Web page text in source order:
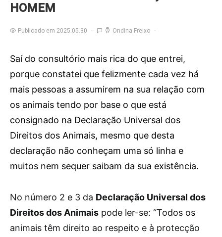
HOMEM
Publicado em 2025.05.30 Ondina Freixo
Saí do consultório mais rica do que entrei,
porque constatei que felizmente cada vez há
mais pessoas a assumirem na sua relação com
os animais tendo por base o que está
consignado na Declaração Universal dos
Direitos dos Animais, mesmo que desta
declaração não conheçam uma só linha e
muitos nem sequer saibam da sua existência.
No número 2 e 3 da Declaração Universal dos
Direitos dos Animais pode ler-se: “Todos os
animais têm direito ao respeito e à protecção